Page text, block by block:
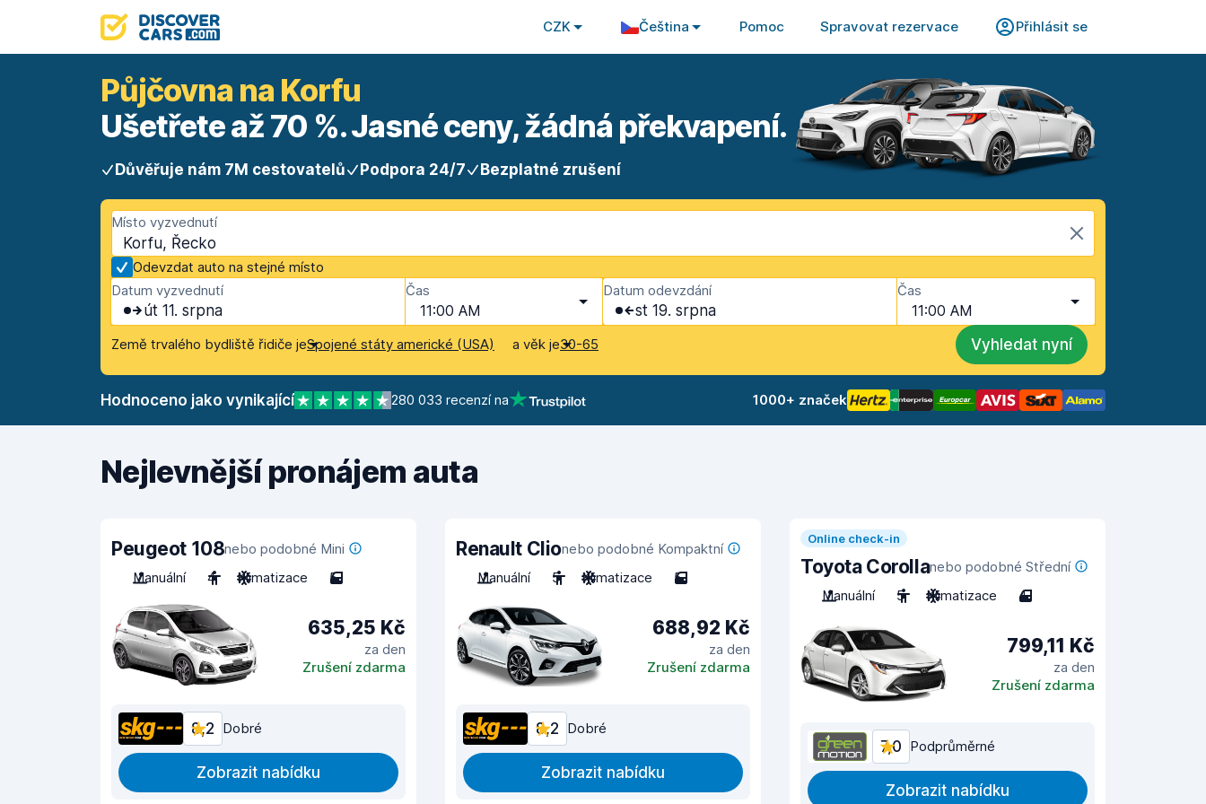
CZK Čeština Pomoc Spravovat rezervace Přihlásit se
Půjčovna na Korfu
Ušetřete až 70 %. Jasné ceny, žádná překvapení.
Důvěřuje nám 7M cestovatelů Podpora 24/7 Bezplatné zrušení
Místo vyzvednutí
Korfu, Řecko
Odevzdat auto na stejné místo
Datum vyzvednutí
út 11. srpna
Čas
11:00 AM
Datum odevzdání
st 19. srpna
Čas
11:00 AM
Země trvalého bydliště řidiče jeSpojené státy americké (USA) a věk je30-65 Vyhledat nyní
Hodnoceno jako vynikající 280 033 recenzí na 1000+ značek
Nejlevnější pronájem auta
Peugeot 108nebo podobné Mini
Manuální
4 Klimatizace 5
635,25 Kč
za den
Zrušení zdarma
8,2 Dobré
Zobrazit nabídku
Renault Clionebo podobné Kompaktní
Manuální
5 Klimatizace 5
688,92 Kč
za den
Zrušení zdarma
8,2 Dobré
Zobrazit nabídku
Online check-in
Toyota Corollanebo podobné Střední
Manuální
5 Klimatizace 4
799,11 Kč
za den
Zrušení zdarma
7,0 Podprůměrné
Zobrazit nabídku